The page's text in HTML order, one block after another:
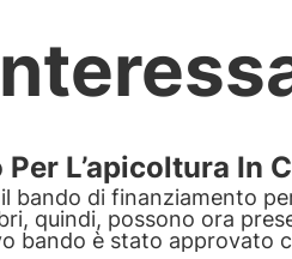
L’apicoltura In
bando di finanziamento
quindi, possono ora
bando è stato approvato